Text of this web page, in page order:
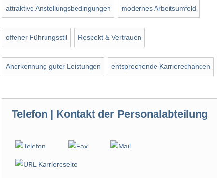
attraktive Anstellungsbedingungen modernes Arbeitsumfeld
offener Führungsstil Respekt & Vertrauen
Anerkennung guter Leistungen entsprechende Karrierechancen
Telefon | Kontakt der Personalabteilung